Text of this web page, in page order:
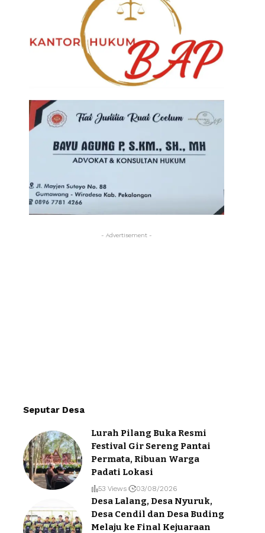
- Advertisement -
Seputar Desa
Lurah Pilang Buka Resmi
Festival Gir Sereng Pantai
Permata, Ribuan Warga
Padati Lokasi
53 Views 03/08/2026
Desa Lalang, Desa Nyuruk,
Desa Cendil dan Desa Buding
Melaju ke Final Kejuaraan